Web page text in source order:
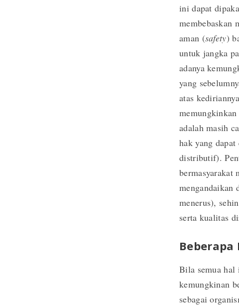
ini dapat
membebaskan
aman (safety)
untuk jangka
adanya
yang
atas
adalah masih
hak yang
distributif).
bermasyarakat
mengandaikan
menerus),
serta kualitas
Beberapa
Bila semua hal
kemungkinan
sebagai